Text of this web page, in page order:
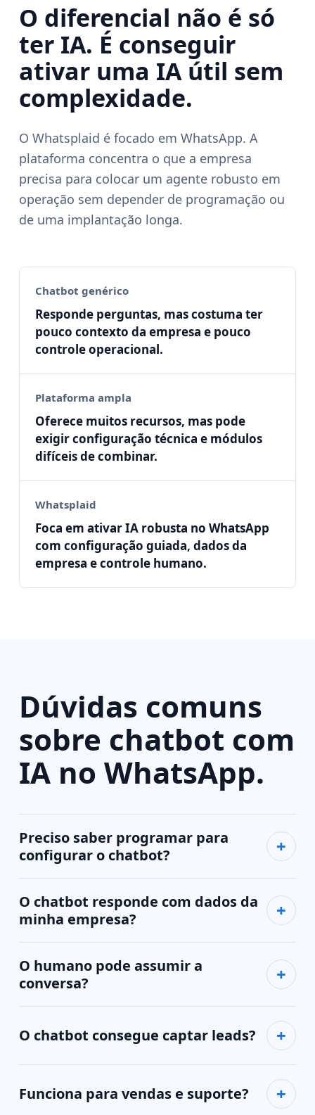
O diferencial não é só
ter IA. É conseguir
ativar uma IA útil sem
complexidade.
O Whatsplaid é focado em WhatsApp. A
plataforma concentra o que a empresa
precisa para colocar um agente robusto em
operação sem depender de programação ou
de uma implantação longa.
Chatbot genérico
Responde perguntas, mas costuma ter
pouco contexto da empresa e pouco
controle operacional.
Plataforma ampla
Oferece muitos recursos, mas pode
exigir configuração técnica e módulos
difíceis de combinar.
Whatsplaid
Foca em ativar IA robusta no WhatsApp
com configuração guiada, dados da
empresa e controle humano.
Dúvidas comuns
sobre chatbot com
IA no WhatsApp.
Preciso saber programar para
configurar o chatbot?
O chatbot responde com dados da
minha empresa?
O humano pode assumir a
conversa?
O chatbot consegue captar leads?
Funciona para vendas e suporte?